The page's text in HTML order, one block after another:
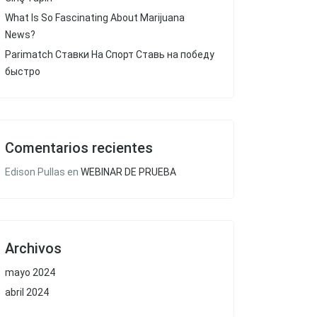
What Is So Fascinating About Marijuana
News?
Parimatch Ставки На Спорт Ставь на победу
быстро
Comentarios recientes
Edison Pullas en WEBINAR DE PRUEBA
Archivos
mayo 2024
abril 2024